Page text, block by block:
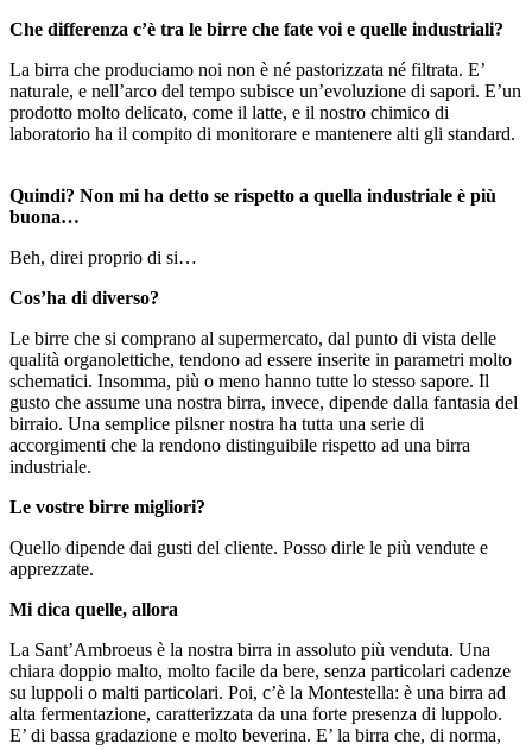
Che differenza c’è tra le birre che fate voi e quelle industriali?
La birra che produciamo noi non è né pastorizzata né filtrata. E’
naturale, e nell’arco del tempo subisce un’evoluzione di sapori. E’un
prodotto molto delicato, come il latte, e il nostro chimico di
laboratorio ha il compito di monitorare e mantenere alti gli standard.
Quindi? Non mi ha detto se rispetto a quella industriale è più
buona…
Beh, direi proprio di si…
Cos’ha di diverso?
Le birre che si comprano al supermercato, dal punto di vista delle
qualità organolettiche, tendono ad essere inserite in parametri molto
schematici. Insomma, più o meno hanno tutte lo stesso sapore. Il
gusto che assume una nostra birra, invece, dipende dalla fantasia del
birraio. Una semplice pilsner nostra ha tutta una serie di
accorgimenti che la rendono distinguibile rispetto ad una birra
industriale.
Le vostre birre migliori?
Quello dipende dai gusti del cliente. Posso dirle le più vendute e
apprezzate.
Mi dica quelle, allora
La Sant’Ambroeus è la nostra birra in assoluto più venduta. Una
chiara doppio malto, molto facile da bere, senza particolari cadenze
su luppoli o malti particolari. Poi, c’è la Montestella: è una birra ad
alta fermentazione, caratterizzata da una forte presenza di luppolo.
E’ di bassa gradazione e molto beverina. E’ la birra che, di norma,